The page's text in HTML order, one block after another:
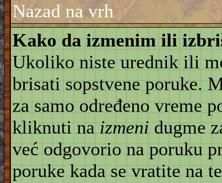
Nazad na vrh
Kako da izmenim ili
Ukoliko niste urednik ili
brisati sopstvene poruke.
za samo određeno vreme
kliknuti naizmenidugme
već odgovorio na poruku
poruke kada se vratite na